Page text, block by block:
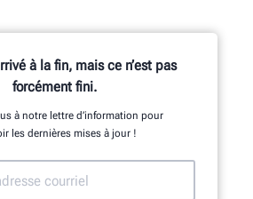
à la fin, mais ce n’est pas
forcément fini.
à notre lettre d’information pour
les dernières mises à jour !